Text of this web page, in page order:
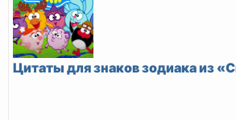
Цитаты для знаков зодиака из